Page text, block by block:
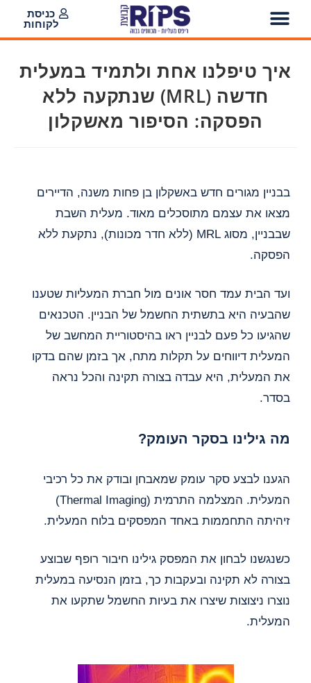
כניסת
לקוחות
איך טיפלנו אחת ולתמיד במעלית
חדשה (MRL) שנתקעה ללא
הפסקה: הסיפור מאשקלון
בבניין מגורים חדש באשקלון בן פחות משנה, הדיירים
מצאו את עצמם מתוסכלים מאוד. מעלית השבת
שבבניין, מסוג MRL (ללא חדר מכונות), נתקעת ללא
הפסקה.
ועד הבית עמד חסר אונים מול חברת המעליות שטענו
שהבעיה היא בתשתית החשמל של הבניין. הטכנאים
שהגיעו כל פעם לבניין ראו בהיסטוריית המחשב של
המעלית דיווחים על תקלות מתח, אך בזמן שהם בדקו
את המעלית, היא עבדה בצורה תקינה והכל נראה
בסדר.
מה גילינו בסקר העומק?
הגענו לבצע סקר עומק שמאבחן ובודק את כל רכיבי
המעלית. המצלמה התרמית (Thermal Imaging)
זיהיתה התחממות באחד המפסקים בלוח המעלית.
כשנגשנו לבחון את המפסק גילינו חיבור רופף שבוצע
בצורה לא תקינה ובעקבות כך, בזמן הנסיעה במעלית
נוצרו ניצוצות שיצרו את בעיות החשמל שתקעו את
המעלית.